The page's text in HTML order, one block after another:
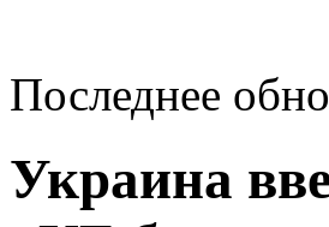
Последнее
Украина